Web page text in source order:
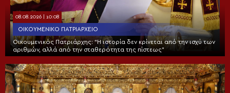
08.08.2026 | 10:08
ΟΙΚΟΥΜΕΝΙΚΌ ΠΑΤΡΙΑΡΧΕΊΟ
Οικουμενικός Πατριάρχης: “Η ιστορία δεν κρίνεται από την ισχύ των
αριθμών, αλλά από την σταθερότητα της πίστεως”